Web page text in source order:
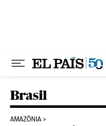
Brasil
AMAZÔNIA